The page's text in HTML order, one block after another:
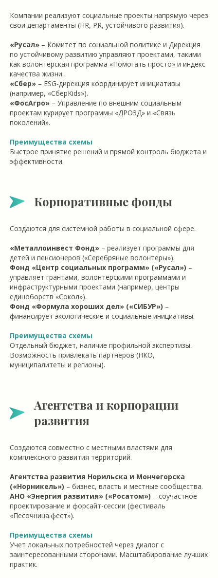
Компании реализуют социальные проекты напрямую через
свои департаменты (HR, PR, устойчивого развития).
«Русал» – Комитет по социальной политике и Дирекция
по устойчивому развитию управляют проектами, такими
как волонтерская программа «Помогать просто» и индекс
качества жизни.
«Сбер» – ESG-дирекция координирует инициативы
(например, «СберKids»).
«ФосАгро» – Управление по внешним социальным
проектам курирует программы «ДРОЗД» и «Связь
поколений».
Преимущества схемы
Быстрое принятие решений и прямой контроль бюджета и
эффективности.
Корпоративные фонды
Создаются для системной работы в социальной сфере.
«Металлоинвест Фонд» – реализует программы для
детей и пенсионеров («Серебряные волонтеры»).
Фонд «Центр социальных программ» («Русал») –
управляет грантами, волонтерскими программами и
инфраструктурными проектами (например, центры
единоборств «Сокол»).
Фонд «Формула хороших дел» («СИБУР») –
финансирует экологические и социальные инициативы.
Преимущества схемы
Отдельный бюджет, наличие профильной экспертизы.
Возможность привлекать партнеров (НКО,
муниципалитеты и регионы).
Агентства и корпорации
развития
Создаются совместно с местными властями для
комплексного развития территорий.
Агентства развития Норильска и Мончегорска
(«Норникель») – бизнес, власть и местные сообщества.
АНО «Энергия развития» («Росатом») – соучастное
проектирование и форсайт-сессии (фестиваль
«Песочница.фест»).
Преимущества схемы
Учет локальных потребностей через диалог с
заинтересованными сторонами. Масштабирование лучших
практик.